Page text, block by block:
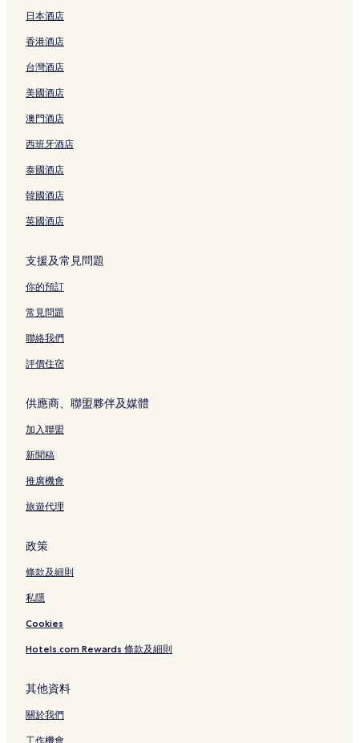
e
K
o
n
o
i
t
e
頁
面
o
t
a
g
e
i
h
B
o
a
t
i
E
p
e
r
i
n
頁
面
面
e
k
u
頁
面
o
e
l
B
e
e
o
v
頁
面
a
頁
面
a
e
m
i
e
面
日本酒店
香港酒店
台灣酒店
美國酒店
澳門酒店
西班牙酒店
泰國酒店
韓國酒店
英國酒店
支援及常見問題
你的預訂
常見問題
聯絡我們
評價住宿
供應商、聯盟夥伴及媒體
加入聯盟
新聞稿
推廣機會
旅遊代理
政策
條款及細則
私隱
Cookies
Hotels.com Rewards 條款及細則
其他資料
關於我們
工作機會